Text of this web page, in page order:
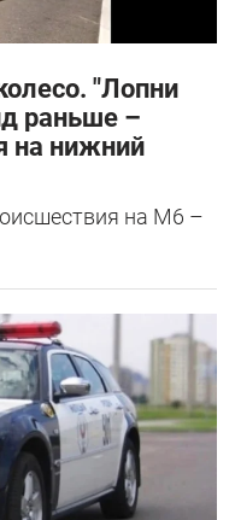
"Лопни
раньше –
на нижний
на М6 –